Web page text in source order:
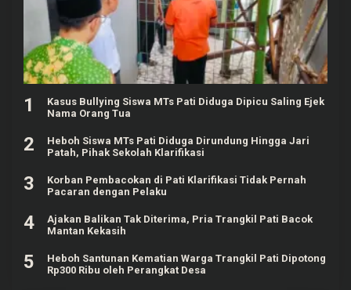
1
Kasus Bullying Siswa MTs Pati Diduga Dipicu Saling Ejek
Nama Orang Tua
2
Heboh Siswa MTs Pati Diduga Dirundung Hingga Jari
Patah, Pihak Sekolah Klarifikasi
3
Korban Pembacokan di Pati Klarifikasi Tidak Pernah
Pacaran dengan Pelaku
4
Ajakan Balikan Tak Diterima, Pria Trangkil Pati Bacok
Mantan Kekasih
5
Heboh Santunan Kematian Warga Trangkil Pati Dipotong
Rp300 Ribu oleh Perangkat Desa